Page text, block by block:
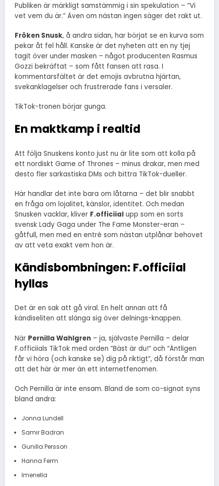
Publiken är märkligt samstämmig i sin spekulation – “Vi
vet vem du är.” Även om nästan ingen säger det rakt ut.
Fröken Snusk, å andra sidan, har börjat se en kurva som
pekar åt fel håll. Kanske är det nyheten att en ny tjej
tagit över under masken – något producenten Rasmus
Gozzi bekräftat – som fått fansen att rasa. I
kommentarsfältet är det emojis avbrutna hjärtan,
svekanklagelser och frustrerade fans i versaler.
TikTok-tronen börjar gunga.
En maktkamp i realtid
Att följa Snuskens konto just nu är lite som att kolla på
ett nordiskt Game of Thrones – minus drakar, men med
desto fler sarkastiska DMs och bittra TikTok-dueller.
Här handlar det inte bara om låtarna – det blir snabbt
en fråga om lojalitet, känslor, identitet. Och medan
Snusken vacklar, kliver F.officiial upp som en sorts
svensk Lady Gaga under The Fame Monster-eran –
gåtfull, men med en entré som nästan utplånar behovet
av att veta exakt vem hon är.
Kändisbombningen: F.officiial
hyllas
Det är en sak att gå viral. En helt annan att få
kändiseliten att slänga sig över delnings-knappen.
När Pernilla Wahlgren – ja, självaste Pernilla – delar
F.officiials TikTok med orden ”Bäst är du!” och “Äntligen
får vi höra (och kanske se) dig på riktigt”, då förstår man
att det här är mer än ett internetfenomen.
Och Pernilla är inte ensam. Bland de som co-signat syns
bland andra:
Jonna Lundell
Samir Badran
Gunilla Persson
Hanna Ferm
Imenella